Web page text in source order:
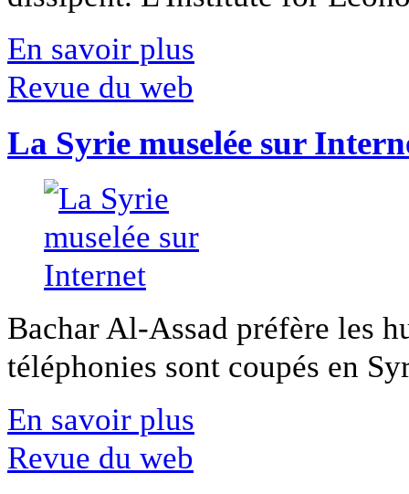
En savoir plus
Revue du web
La Syrie muselée sur
Bachar Al-Assad préfère les
téléphonies sont coupés en
En savoir plus
Revue du web